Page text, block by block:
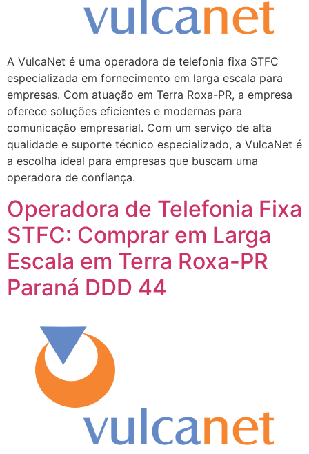
A VulcaNet é uma operadora de telefonia fixa STFC
especializada em fornecimento em larga escala para
empresas. Com atuação em Terra Roxa-PR, a empresa
oferece soluções eficientes e modernas para
comunicação empresarial. Com um serviço de alta
qualidade e suporte técnico especializado, a VulcaNet é
a escolha ideal para empresas que buscam uma
operadora de confiança.
Operadora de Telefonia Fixa
STFC: Comprar em Larga
Escala em Terra Roxa-PR
Paraná DDD 44